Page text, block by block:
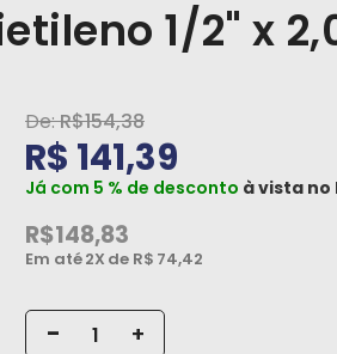
1/2" x
R$154,38
R$ 141,39
Já com 5 % de desconto à vista no
R$148,83
Em até2X de R$ 74,42
- +